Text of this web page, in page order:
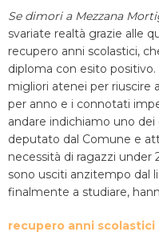
Se dimori a Mezzana
svariate realtà grazie alle
recupero anni scolastici,
diploma con esito
migliori atenei per riuscire
per anno e i connotati
andare indichiamo uno
deputato dal Comune e
necessità di ragazzi under
sono usciti anzitempo dal
finalmente a studiare,
recupero anni